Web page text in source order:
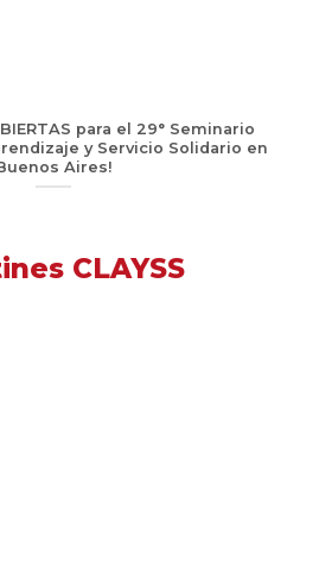
para el 29° Seminario
y Servicio Solidario en
Aires!
CLAYSS